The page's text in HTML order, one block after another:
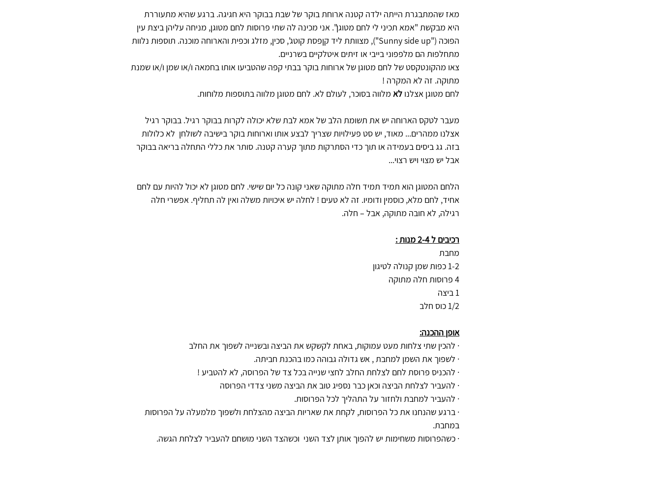
מאז שהמתבגרת הייתה ילדה קטנה ארוחת בוקר של שבת בבוקר היא חגיגה. ברגע שהיא מתעוררת
היא מבקשת "אמא תכיני לי לחם מטוגן". אני מכינה לה שתי פרוסות לחם מטוגן, מניחה עליהן ביצת עין
הפוכה ("Sunny side up"), מצוותת ליד קןפסת קוטג', סכין, מזלג וכפית והארוחה מוכנה. תוספות נלוות
מתחלפות הם מלפפוני בייבי או זיתים איטלקיים בשרניים.
צאו מהקונטקסט של לחם מטוגן של ארוחות בוקר בבתי קפה שהטביעו אותו בחמאה ו/או שמן ו/או שמנת
מתוקה. זה לא המקרה !
לחם מטוגן אצלנו לא מלווה בסוכר, לעולם לא. לחם מטוגן מלווה בתוספות מלוחות.
מעבר לטקס הארוחה יש את תשומת הלב של אמא לבת שלא יכולה לקרות בבוקר רגיל. בבוקר רגיל
אצלנו ממהרים... מאוד, יש סט פעילויות שצריך לבצע אותו וארוחות בוקר בישיבה לשולחן  לא כלולות
בזה. גג ביסים בעמידה או תוך כדי הסתרקות מתוך קערה קטנה. סותר את כללי התחלה בריאה בבוקר
אבל יש מצוי ויש רצוי...
הלחם המטוגן הוא תמיד תמיד חלה מתוקה שאני קונה כל יום שישי. לחם מטוגן לא יכול להיות עם לחם
אחיד, לחם מלא, כוסמין ודומיו. זה לא טעים ! לחלה יש איכויות משלה ואין לה תחליף. אפשרי חלה
רגילה, לא חובה מתוקה, אבל – חלה.
רכיבים ל 2-4 מנות :
מחבת
1-2 כפות שמן קנולה לטיגון
4 פרוסות חלה מתוקה
1 ביצה
1/2 כוס חלב
אופן ההכנה:
· להכין שתי צלחות מעט עמוקות, באחת לקשקש את הביצה ובשנייה לשפוך את החלב
· לשפוך את השמן למחבת , אש גדולה גבוהה כמו בהכנת חביתה.
· להכניס פרוסת לחם לצלחת החלב לחצי שנייה בכל צד של הפרוסה, לא להטביע !
· להעביר לצלחת הביצה וכאן כבר נספיג טוב את הביצה משני צדדי הפרוסה
· להעביר למחבת ולחזור על התהליך לכל הפרוסות.
· ברגע שהנחנו את כל הפרוסות, לקחת את שאריות הביצה מהצלחת ולשפוך מלמעלה על הפרוסות
במחבת.
· כשהפרוסות משחימות יש להפוך אותן לצד השני  וכשהצד השני מושחם להעביר לצלחת הגשה.